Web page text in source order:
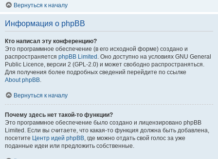
Вернуться к началу
Информация о phpBB
Кто написал эту конференцию?
Это программное обеспечение (в его исходной форме) создано и
распространяется phpBB Limited . Оно доступно на условиях GNU General
Public Licence, версии 2 (GPL-2.0) и может свободно распространяться.
Для получения более подробных сведений перейдите по ссылке
About phpBB.
Вернуться к началу
Почему здесь нет такой-то функции?
Это программное обеспечение было создано и лицензировано phpBB
Limited. Если вы считаете, что какая-то функция должна быть добавлена,
посетите Центр идей phpBB, где можно отдать свой голос за уже
поданные идеи или предложить собственные.